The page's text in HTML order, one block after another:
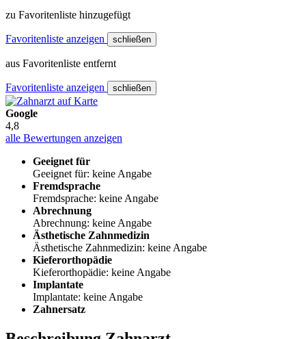
zu Favoritenliste hinzugefügt
Favoritenliste anzeigen schließen
aus Favoritenliste entfernt
Favoritenliste anzeigen schließen
Google
4,8
alle Bewertungen anzeigen
Geeignet für
Geeignet für: keine Angabe
Fremdsprache
Fremdsprache: keine Angabe
Abrechnung
Abrechnung: keine Angabe
Ästhetische Zahnmedizin
Ästhetische Zahnmedizin: keine Angabe
Kieferorthopädie
Kieferorthopädie: keine Angabe
Implantate
Implantate: keine Angabe
Zahnersatz